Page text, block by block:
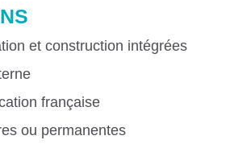
et construction intégrées
française
ou permanentes